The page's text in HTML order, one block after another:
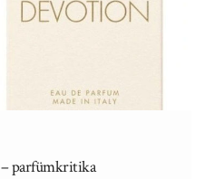
parfümkritika